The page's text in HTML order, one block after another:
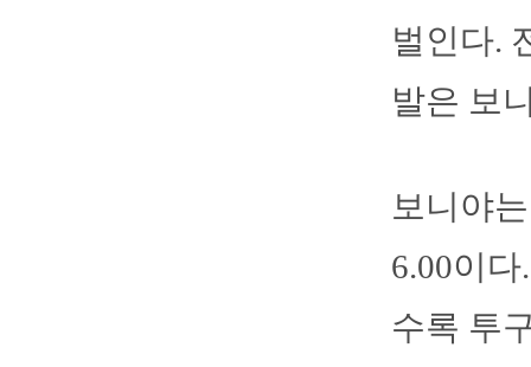
벌인다.
발은 보
보니야
6.00이
수록 투